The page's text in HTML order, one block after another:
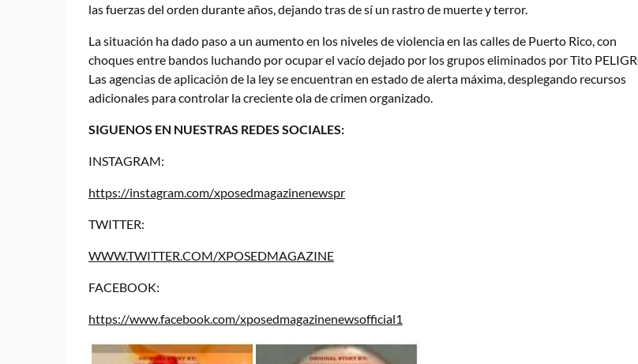
las fuerzas del orden durante años, dejando tras de sí un rastro de muerte y terror.
La situación ha dado paso a un aumento en los niveles de violencia en las calles de Puerto Rico, con
choques entre bandos luchando por ocupar el vacío dejado por los grupos eliminados por Tito
Las agencias de aplicación de la ley se encuentran en estado de alerta máxima, desplegando recursos
adicionales para controlar la creciente ola de crimen organizado.
SIGUENOS EN NUESTRAS REDES SOCIALES:
INSTAGRAM:
https://instagram.com/xposedmagazinenewspr
TWITTER:
WWW.TWITTER.COM/XPOSEDMAGAZINE
FACEBOOK:
https://www.facebook.com/xposedmagazinenewsofficial1